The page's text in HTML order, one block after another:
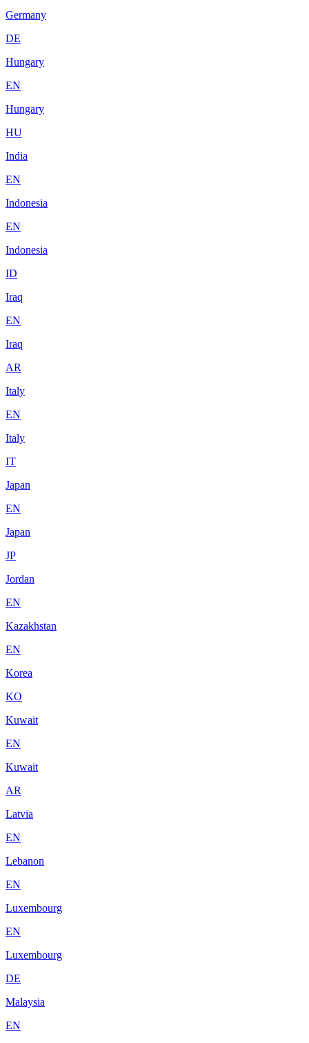
Germany
DE
Hungary
EN
Hungary
HU
India
EN
Indonesia
EN
Indonesia
ID
Iraq
EN
Iraq
AR
Italy
EN
Italy
IT
Japan
EN
Japan
JP
Jordan
EN
Kazakhstan
EN
Korea
KO
Kuwait
EN
Kuwait
AR
Latvia
EN
Lebanon
EN
Luxembourg
EN
Luxembourg
DE
Malaysia
EN